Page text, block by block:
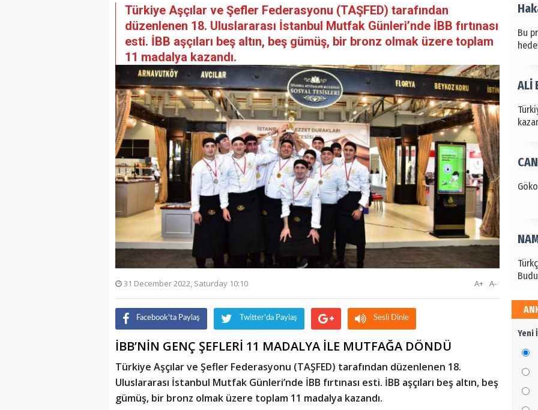
Türkiye Aşçılar ve Şefler Federasyonu (TAŞFED) tarafından
düzenlenen 18. Uluslararası İstanbul Mutfak Günleri’nde İBB fırtınası
esti. İBB aşçıları beş altın, beş gümüş, bir bronz olmak üzere toplam
11 madalya kazandı.
31 December 2022, Saturday 10:10 A-
A+
Facebook'ta Paylaş Twitter'da Paylaş Sesli Dinle
İBB’NİN GENÇ ŞEFLERİ 11 MADALYA İLE MUTFAĞA DÖNDÜ
Türkiye Aşçılar ve Şefler Federasyonu (TAŞFED) tarafından düzenlenen 18.
Uluslararası İstanbul Mutfak Günleri’nde İBB fırtınası esti. İBB aşçıları beş altın, beş
gümüş, bir bronz olmak üzere toplam 11 madalya kazandı.
Bu
ALİ
Yeni